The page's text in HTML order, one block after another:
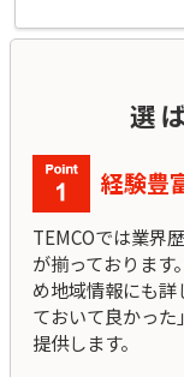
選
経験豊
TEMCOでは業界
が揃っております
め地域情報にも詳
ておいて良かっ
提供します。